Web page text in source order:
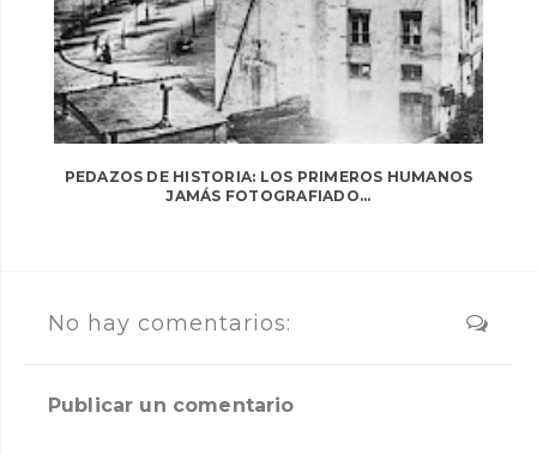
PEDAZOS DE HISTORIA: LOS PRIMEROS HUMANOS
JAMÁS FOTOGRAFIADO...
No hay comentarios:
Publicar un comentario